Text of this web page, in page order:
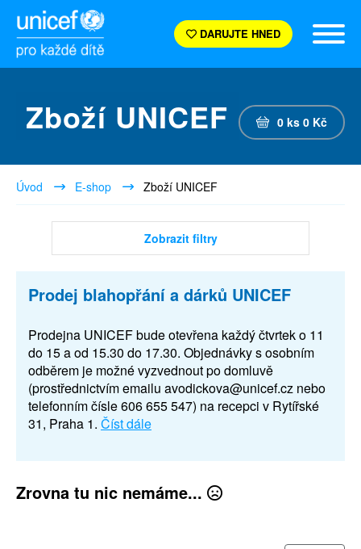
DARUJTE HNED
Zboží UNICEF 0 ks 0 Kč
Úvod E-shop Zboží UNICEF
Zobrazit filtry
Prodej blahopřání a dárků UNICEF
Prodejna UNICEF bude otevřena každý čtvrtek o 11
do 15 a od 15.30 do 17.30. Objednávky s osobním
odběrem je možné vyzvednout po domluvě
(prostřednictvím emailu avodickova@unicef.cz nebo
telefonním čísle 606 655 547) na recepci v Rytířské
31, Praha 1. Číst dále
Zrovna tu nic nemáme...